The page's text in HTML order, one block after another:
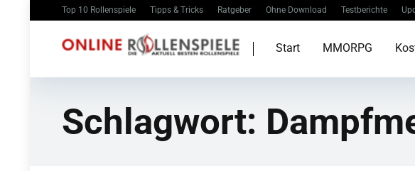
Top 10 Rollenspiele Tipps & Tricks Ratgeber Ohne Download Testberichte
Start MMORPG
Schlagwort: